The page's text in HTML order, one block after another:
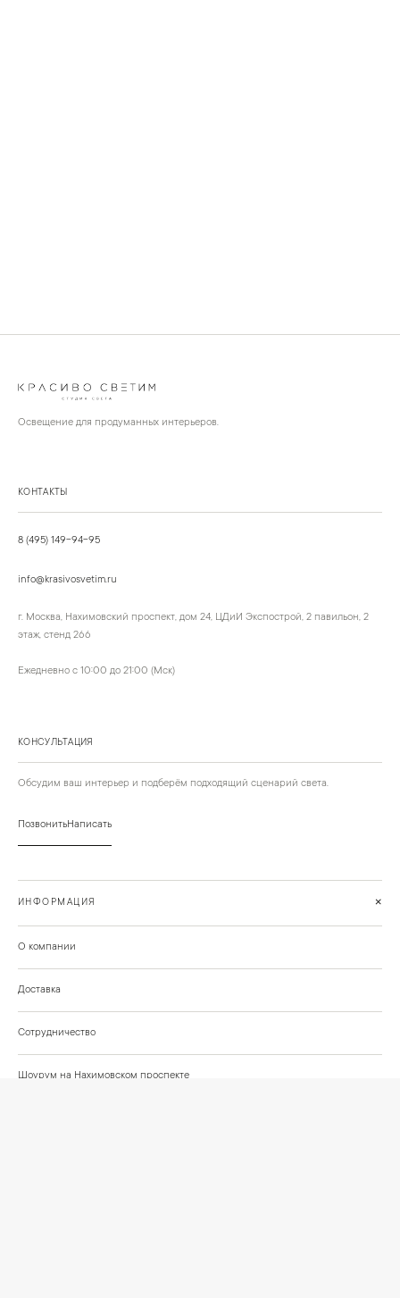
Освещение для продуманных интерьеров.
КОНТАКТЫ
8 (495) 149-94-95
info@krasivosvetim.ru
г. Москва, Нахимовский проспект, дом 24, ЦДиИ Экспострой, 2 павильон, 2
этаж, стенд 266
Ежедневно с 10:00 до 21:00 (Мск)
КОНСУЛЬТАЦИЯ
Обсудим ваш интерьер и подберём подходящий сценарий света.
ПозвонитьНаписать
ИНФОРМАЦИЯ +
О компании
Доставка
Сотрудничество
Шоурум на Нахимовском проспекте